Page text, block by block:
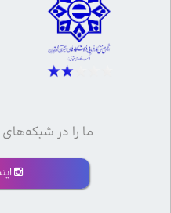
ما را در